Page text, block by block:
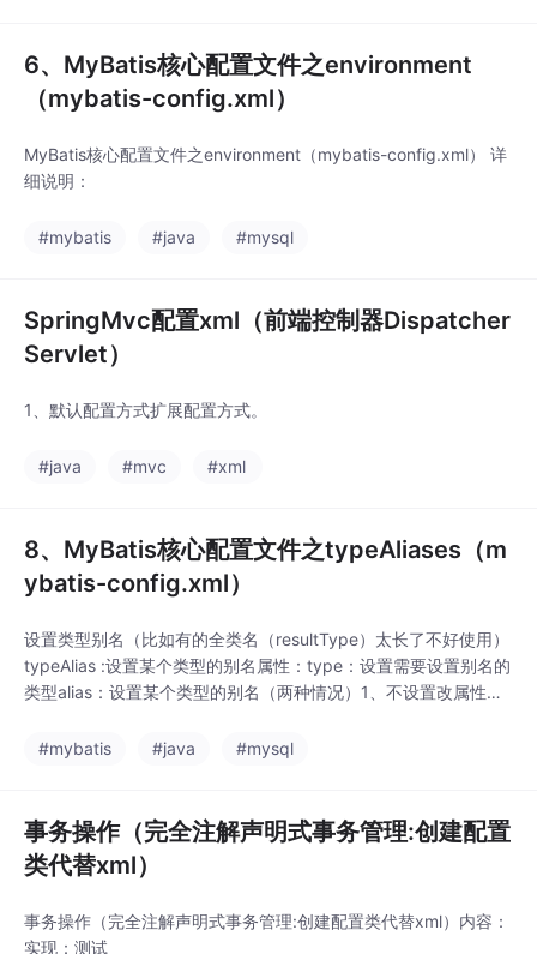
6、MyBatis核心配置文件之environment
（mybatis-config.xml）
MyBatis核心配置文件之environment（mybatis-config.xml） 详
细说明：
#mybatis #java #mysql
SpringMvc配置xml（前端控制器Dispatcher
Servlet）
1、默认配置方式扩展配置方式。
#java #mvc #xml
8、MyBatis核心配置文件之typeAliases（m
ybatis-config.xml）
设置类型别名（比如有的全类名（resultType）太长了不好使用）
typeAlias :设置某个类型的别名属性：type：设置需要设置别名的
类型alias：设置某个类型的别名（两种情况）1、不设置改属性，
包为单位，将包下的所有
#mybatis #java #mysql
事务操作（完全注解声明式事务管理:创建配置
类代替xml）
事务操作（完全注解声明式事务管理:创建配置类代替xml）内容：
实现：测试